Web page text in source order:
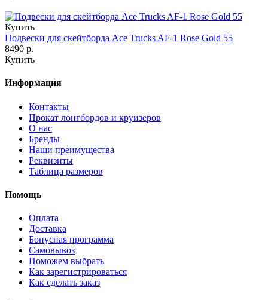
Купить
Подвески для скейтборда Ace Trucks AF-1 Rose Gold 55
8490 р.
Купить
Информация
Контакты
Прокат лонгбордов и круизеров
О нас
Бренды
Наши преимущества
Реквизиты
Таблица размеров
Помощь
Оплата
Доставка
Бонусная программа
Самовывоз
Поможем выбрать
Как зарегистрироваться
Как сделать заказ